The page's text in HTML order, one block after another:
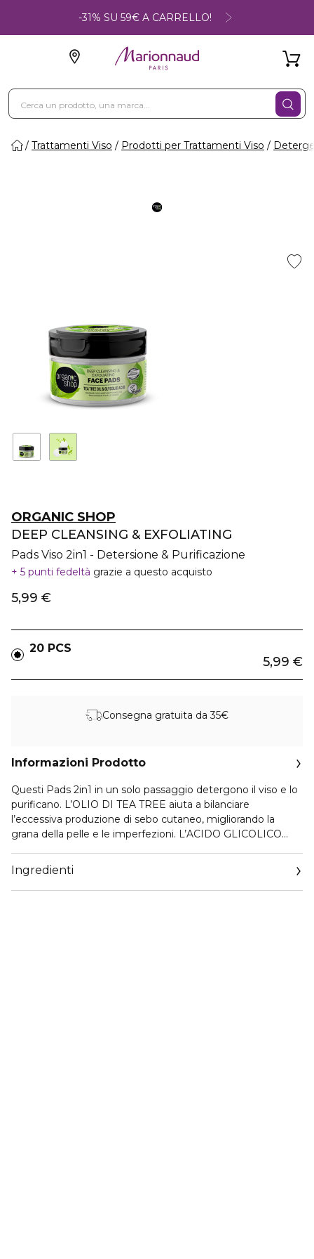
-31% SU 59€ A CARRELLO!
Trattamenti Viso Prodotti per Trattamenti Viso
ORGANIC SHOP
DEEP CLEANSING & EXFOLIATING
Pads Viso 2in1 - Detersione & Purificazione
5 punti fedeltà grazie a questo acquisto
5,99 €
20 PCS
5,99 €
Consegna gratuita da 35€
Informazioni Prodotto
Questi Pads 2in1 in un solo passaggio detergono il viso e lo
purificano. L’OLIO DI TEA TREE aiuta a bilanciare
l’eccessiva produzione di sebo cutaneo, migliorando la
grana della pelle e le imperfezioni. L’ACIDO GLICOLICO
imperfezioni della pelle.
Ingredienti